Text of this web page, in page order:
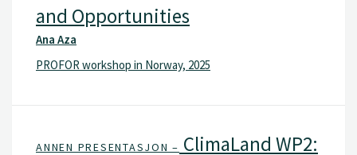
and Opportunities
Ana Aza
PROFOR workshop in Norway, 2025
ANNEN PRESENTASJON – ClimaLand WP2: